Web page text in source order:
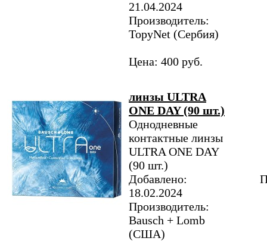
21.04.2024
Производитель:
TopyNet​ (Сербия)
Цена: 400 руб.
линзы ULTRA
ONE DAY (90 шт.)
Однодневные
контактные линзы
ULTRA ONE DAY
(90 шт.)
Добавлено:
18.02.2024
Производитель:
Bausch + Lomb
(США)